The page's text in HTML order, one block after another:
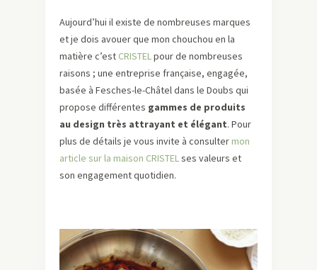
Aujourd’hui il existe de nombreuses marques
et je dois avouer que mon chouchou en la
matière c’est CRISTELpour de nombreuses
raisons ; une entreprise française, engagée,
basée à Fesches-le-Châtel dans le Doubs qui
propose différentes gammes de produits
au design très attrayant et élégant. Pour
plus de détails je vous invite à consultermon
article sur la maison CRISTELses valeurs et
son engagement quotidien.